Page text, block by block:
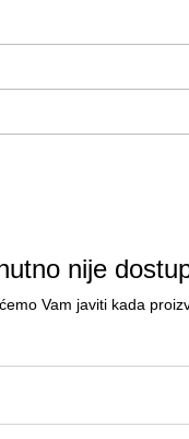
nije
Vam javiti kada